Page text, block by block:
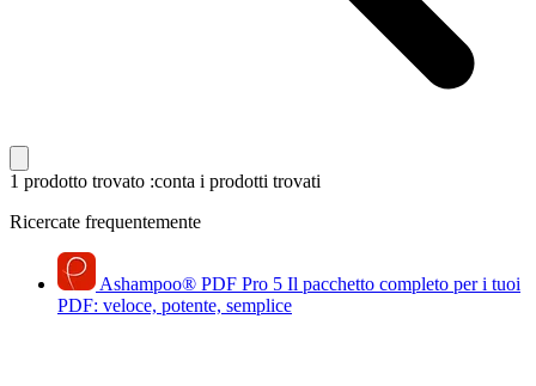
1 prodotto trovato :conta i prodotti trovati
Ricercate frequentemente
Ashampoo® PDF Pro 5 Il pacchetto completo per i tuoi
PDF: veloce, potente, semplice